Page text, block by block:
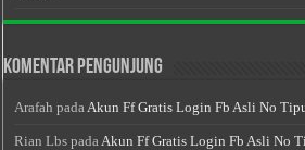
Komentar Pengunjung
Arafah pada Akun Ff Gratis Login Fb Asli No
Rian Lbs pada Akun Ff Gratis Login Fb Asli No